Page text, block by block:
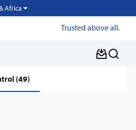
Africa
Trusted above all.
(49)